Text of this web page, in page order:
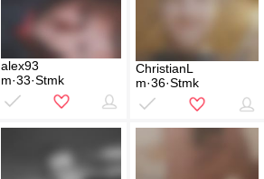
alex93
m·33·Stmk
ChristianL
m·36·Stmk